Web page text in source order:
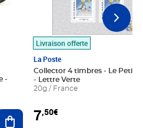
Ajouter au panier
Livraison offerte
La Poste
Collector 4 timbres - Le Petit
- Lettre Verte
20g / France
7,50€